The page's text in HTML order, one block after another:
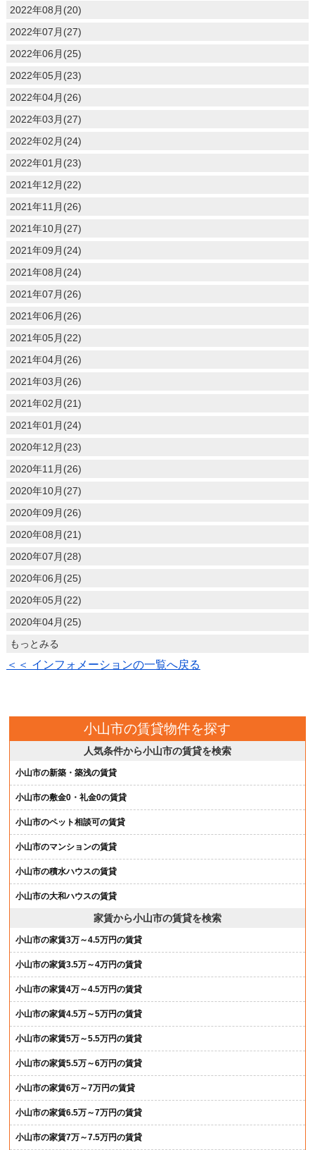
2022年08月(20)
2022年07月(27)
2022年06月(25)
2022年05月(23)
2022年04月(26)
2022年03月(27)
2022年02月(24)
2022年01月(23)
2021年12月(22)
2021年11月(26)
2021年10月(27)
2021年09月(24)
2021年08月(24)
2021年07月(26)
2021年06月(26)
2021年05月(22)
2021年04月(26)
2021年03月(26)
2021年02月(21)
2021年01月(24)
2020年12月(23)
2020年11月(26)
2020年10月(27)
2020年09月(26)
2020年08月(21)
2020年07月(28)
2020年06月(25)
2020年05月(22)
2020年04月(25)
もっとみる
＜＜ インフォメーションの一覧へ戻る
小山市の賃貸物件を探す
人気条件から小山市の賃貸を検索
小山市の新築・築浅の賃貸
小山市の敷金0・礼金0の賃貸
小山市のペット相談可の賃貸
小山市のマンションの賃貸
小山市の積水ハウスの賃貸
小山市の大和ハウスの賃貸
家賃から小山市の賃貸を検索
小山市の家賃3万～4.5万円の賃貸
小山市の家賃3.5万～4万円の賃貸
小山市の家賃4万～4.5万円の賃貸
小山市の家賃4.5万～5万円の賃貸
小山市の家賃5万～5.5万円の賃貸
小山市の家賃5.5万～6万円の賃貸
小山市の家賃6万～7万円の賃貸
小山市の家賃6.5万～7万円の賃貸
小山市の家賃7万～7.5万円の賃貸